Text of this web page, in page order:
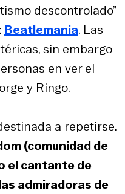
descontrolado”
Beatlemania. Las
sin embargo
en ver el
y Ringo.
a repetirse.
(comunidad de
el cantante de
admiradoras de